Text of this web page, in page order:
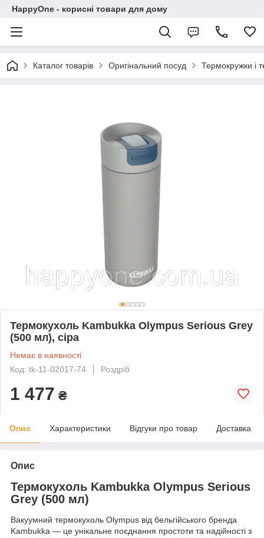
HappyOne - корисні товари для дому
Каталог товарів Оригінальний посуд Термокружки і
Термокухоль Kambukka Olympus Serious Grey
(500 мл), сіра
Немає в наявності
Код: tk-11-02017-74
Роздріб
1 477 ₴
Опис Характеристики Відгуки про товар Доставка
Опис
Термокухоль Kambukka Olympus Serious
Grey (500 мл)
Вакуумний термокухоль Olympus від бельгійського бренда
Kambukka — це унікальне поєднання простоти та надійності з